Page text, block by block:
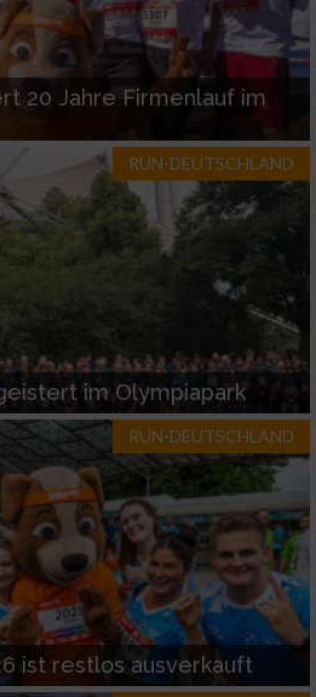
20 Jahre Firmenlauf im
RUN-DEUTSCHLAND
im Olympiapark
RUN-DEUTSCHLAND
ist restlos ausverkauft